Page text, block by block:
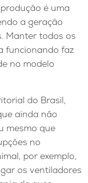
é uma
a geração
Manter todos os
funcionando faz
no modelo
do Brasil,
ainda não
mesmo que
no
por exemplo,
os ventiladores